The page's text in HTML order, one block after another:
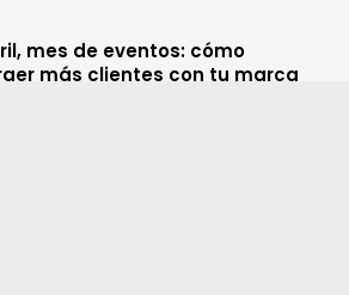
mes de eventos: cómo
más clientes con tu marca